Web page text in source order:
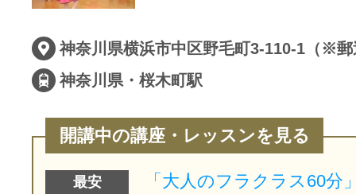
神奈川県・桜木町駅
開講中の講座・レッスンを見る
最安